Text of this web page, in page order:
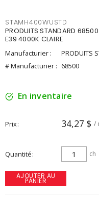
STAMH400WUSTD
PRODUITS STANDARD
E39 4000K CLAIRE
Manufacturier :
PRODUITS
# Manufacturier : 68500
En inventaire
Prix 34,27 $ /
Quantité ch
AJOUTER AU
PANIER